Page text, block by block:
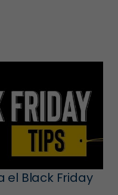
el Black Friday